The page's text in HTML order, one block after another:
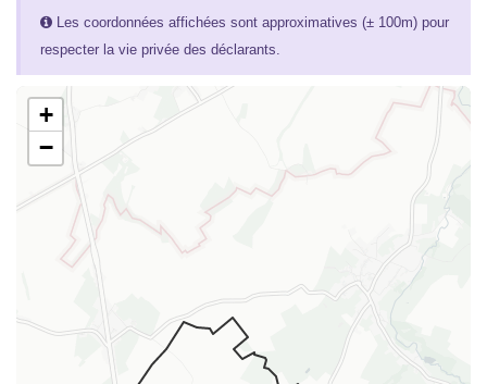
Les coordonnées affichées sont approximatives (± 100m) pour
respecter la vie privée des déclarants.
+
−